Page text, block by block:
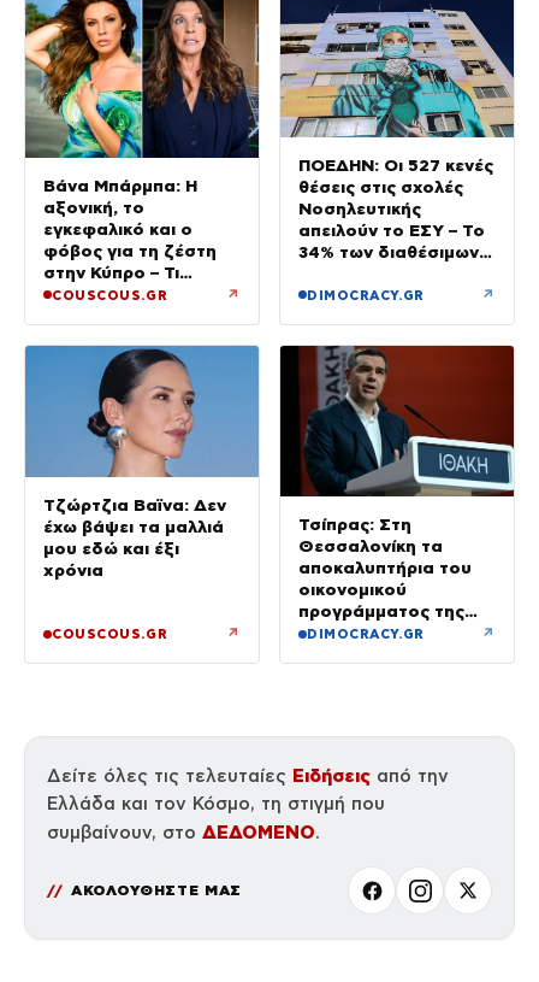
Βάνα Μπάρμπα: Η
αξονική, το
εγκεφαλικό και ο
φόβος για τη ζέστη
στην Κύπρο – Τι
τρέμουν οι γιατροί για
COUSCOUS.GR ↗
ΠΟΕΔΗΝ: Οι 527 κενές
θέσεις στις σχολές
Νοσηλευτικής
απειλούν το ΕΣΥ – Το
34% των διαθέσιμων
DIMOCRACY.GR ↗
Τζώρτζια Βαϊνα: Δεν
έχω βάψει τα μαλλιά
μου εδώ και έξι
χρόνια
COUSCOUS.GR ↗
Τσίπρας: Στη
Θεσσαλονίκη τα
αποκαλυπτήρια του
οικονομικού
προγράμματος της
ΕΛ.Α.Σ.
DIMOCRACY.GR ↗
Δείτε όλες τις τελευταίες Ειδήσεις από την
Ελλάδα και τον Κόσμο, τη στιγμή που
συμβαίνουν, στο ΔΕΔΟΜΕΝΟ.
ΑΚΟΛΟΥΘΗΣΤΕ ΜΑΣ